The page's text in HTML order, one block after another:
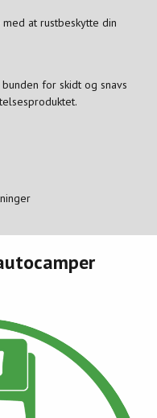
at rustbeskytte din
for skidt og snavs